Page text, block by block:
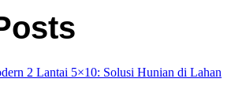
2 Lantai 5×10: Solusi Hunian di Lahan